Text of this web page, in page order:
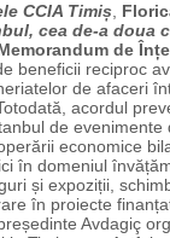
CCIA Timiș
cea de-a doua
de
beneficii reciproc
de afaceri
acordul
de evenimente
economice
în domeniul
și expoziții,
în proiecte
Avdagiç